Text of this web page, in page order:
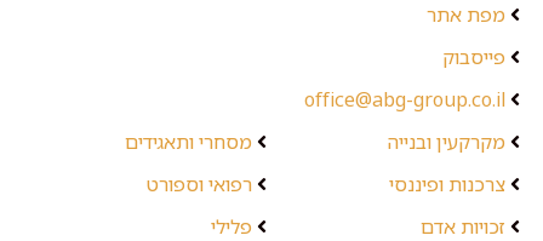
מפת אתר
פייסבוק
office@abg-group.co.il
מקרקעין ובנייה
צרכנות ופיננסי
זכויות אדם
מסחרי ותאגידים
רפואי וספורט
פלילי